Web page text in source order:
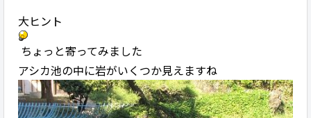
大ヒント
ちょっと寄ってみました
アシカ池の中に岩がいくつか見えますね